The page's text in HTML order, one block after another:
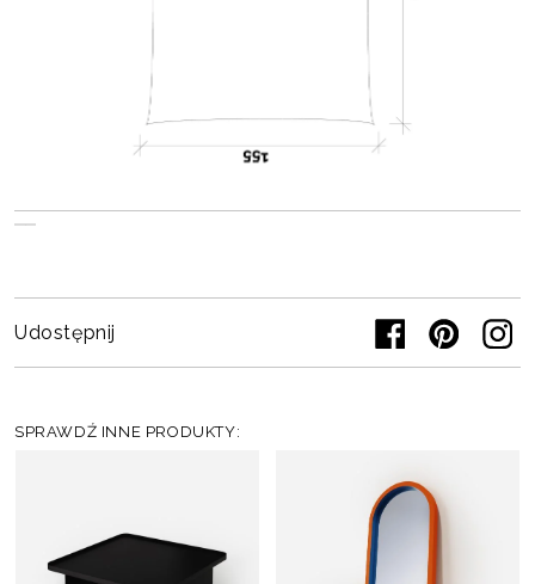
Udostępnij
SPRAWDŹ INNE PRODUKTY: